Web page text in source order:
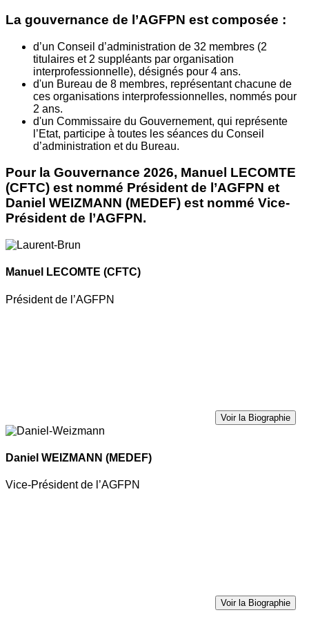
La gouvernance de l’AGFPN est composée :
d’un Conseil d’administration de 32 membres (2
titulaires et 2 suppléants par organisation
interprofessionnelle), désignés pour 4 ans.
d'un Bureau de 8 membres, représentant chacune de
ces organisations interprofessionnelles, nommés pour
2 ans.
d'un Commissaire du Gouvernement, qui représente
l’Etat, participe à toutes les séances du Conseil
d’administration et du Bureau.
Pour la Gouvernance 2026, Manuel LECOMTE
(CFTC) est nommé Président de l’AGFPN et
Daniel WEIZMANN (MEDEF) est nommé Vice-
Président de l’AGFPN.
Manuel LECOMTE (CFTC)
Président de l’AGFPN
Voir la Biographie
Daniel WEIZMANN (MEDEF)
Vice-Président de l’AGFPN
Voir la Biographie